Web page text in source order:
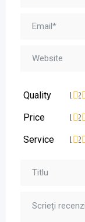
Quality 2
1
Price 2
1
Service 2
1